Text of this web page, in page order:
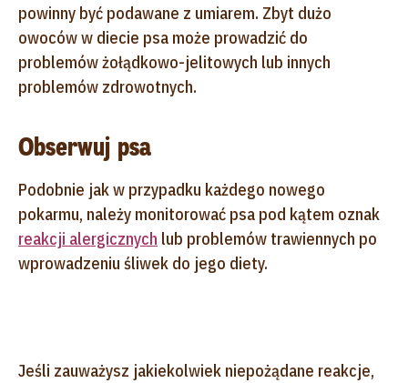
powinny być podawane z umiarem. Zbyt dużo
owoców w diecie psa może prowadzić do
problemów żołądkowo-jelitowych lub innych
problemów zdrowotnych.
Obserwuj psa
Podobnie jak w przypadku każdego nowego
pokarmu, należy monitorować psa pod kątem oznak
reakcji alergicznych lub problemów trawiennych po
wprowadzeniu śliwek do jego diety.
Jeśli zauważysz jakiekolwiek niepożądane reakcje,